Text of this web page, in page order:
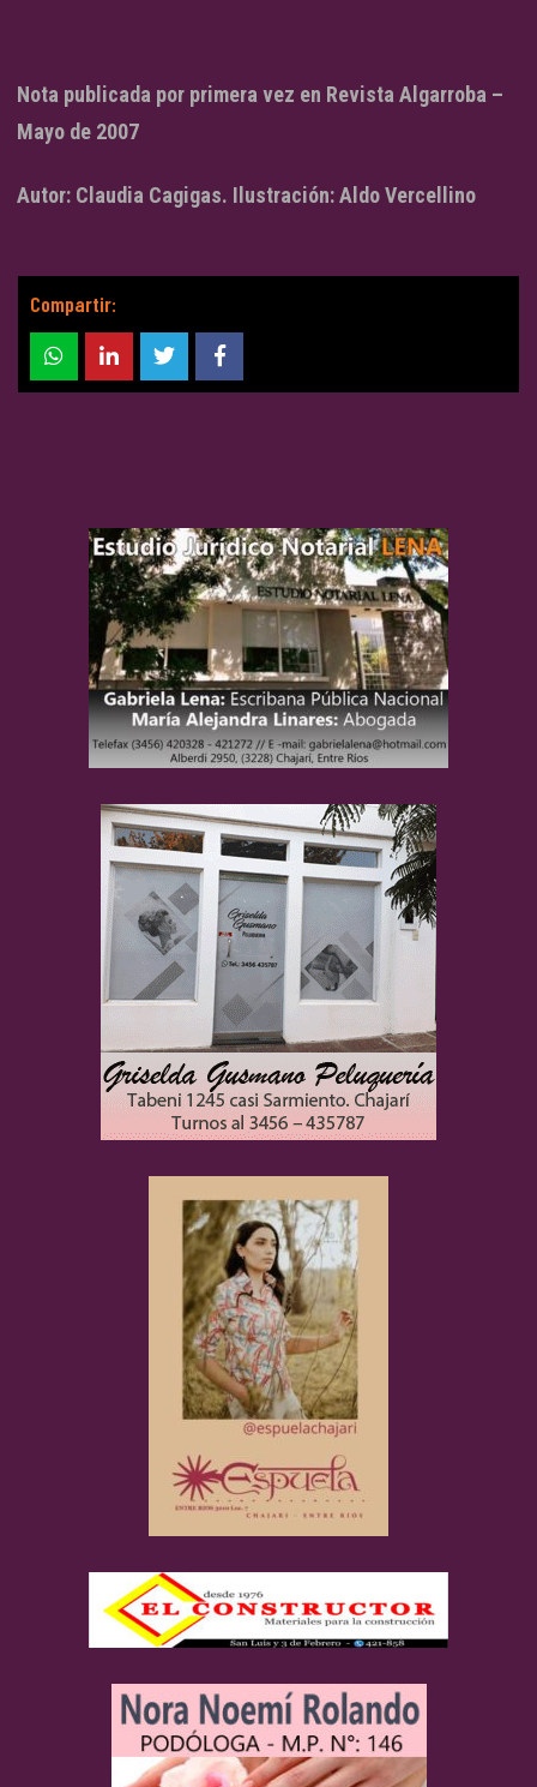
Nota publicada por primera vez en Revista Algarroba –
Mayo de 2007
Autor: Claudia Cagigas. Ilustración: Aldo Vercellino
Compartir: